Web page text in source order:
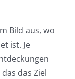
Bild aus, wo
ist. Je
das Ziel